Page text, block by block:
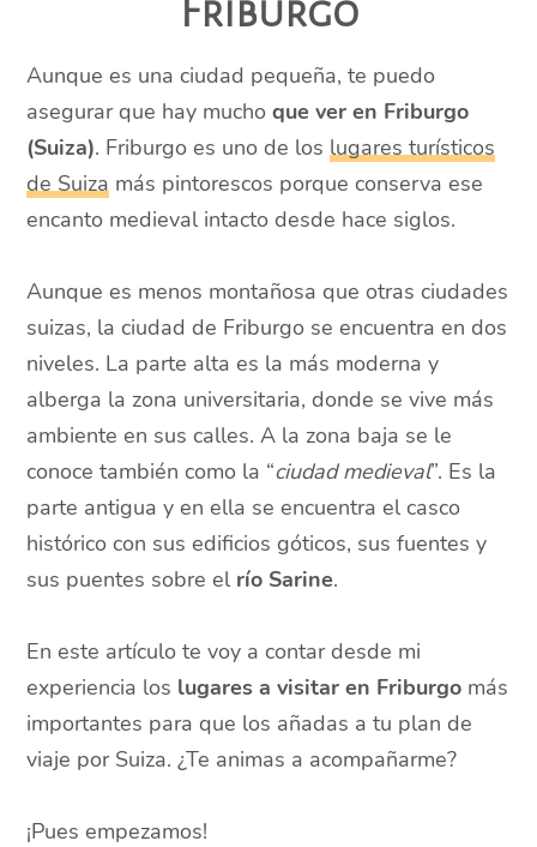
Friburgo
Aunque es una ciudad pequeña, te puedo
asegurar que hay muchoque ver en Friburgo
(Suiza). Friburgo es uno de loslugares turísticos
de Suiza más pintorescos porque conserva ese
encanto medieval intacto desde hace siglos.
Aunque es menos montañosa que otras ciudades
suizas, la ciudad de Friburgo se encuentra en dos
niveles. La parte alta es la más moderna y
alberga la zona universitaria, donde se vive más
ambiente en sus calles. A la zona baja se le
conoce también como la “ciudad medieval”. Es la
parte antigua y en ella se encuentra el casco
histórico con sus edificios góticos, sus fuentes y
sus puentes sobre el río Sarine.
En este artículo te voy a contar desde mi
experiencia los lugares a visitar en Friburgo más
importantes para que los añadas a tu plan de
viaje por Suiza. ¿Te animas a acompañarme?
¡Pues empezamos!